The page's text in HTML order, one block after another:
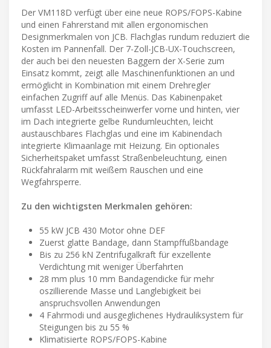
Der VM118D verfügt über eine neue ROPS/FOPS-Kabine
und einen Fahrerstand mit allen ergonomischen
Designmerkmalen von JCB. Flachglas rundum reduziert die
Kosten im Pannenfall. Der 7-Zoll-JCB-UX-Touchscreen,
der auch bei den neuesten Baggern der X-Serie zum
Einsatz kommt, zeigt alle Maschinenfunktionen an und
ermöglicht in Kombination mit einem Drehregler
einfachen Zugriff auf alle Menüs. Das Kabinenpaket
umfasst LED-Arbeitsscheinwerfer vorne und hinten, vier
im Dach integrierte gelbe Rundumleuchten, leicht
austauschbares Flachglas und eine im Kabinendach
integrierte Klimaanlage mit Heizung. Ein optionales
Sicherheitspaket umfasst Straßenbeleuchtung, einen
Rückfahralarm mit weißem Rauschen und eine
Wegfahrsperre.
Zu den wichtigsten Merkmalen gehören:
55 kW JCB 430 Motor ohne DEF
Zuerst glatte Bandage, dann Stampffußbandage
Bis zu 256 kN Zentrifugalkraft für exzellente
Verdichtung mit weniger Überfahrten
28 mm plus 10 mm Bandagendicke für mehr
oszillierende Masse und Langlebigkeit bei
anspruchsvollen Anwendungen
4 Fahrmodi und ausgeglichenes Hydrauliksystem für
Steigungen bis zu 55 %
Klimatisierte ROPS/FOPS-Kabine